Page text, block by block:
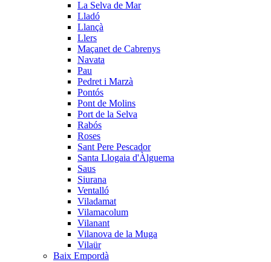
La Selva de Mar
Lladó
Llançà
Llers
Maçanet de Cabrenys
Navata
Pau
Pedret i Marzà
Pontós
Pont de Molins
Port de la Selva
Rabós
Roses
Sant Pere Pescador
Santa Llogaia d'Àlguema
Saus
Siurana
Ventalló
Viladamat
Vilamacolum
Vilanant
Vilanova de la Muga
Vilaür
Baix Empordà